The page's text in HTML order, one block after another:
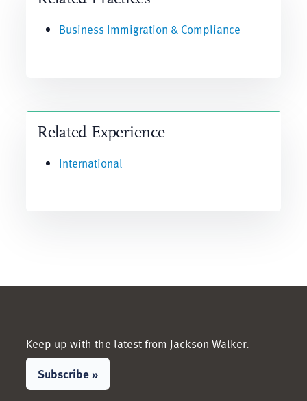
Business Immigration & Compliance
Related Experience
International
Keep up with the latest from Jackson Walker.
Subscribe »